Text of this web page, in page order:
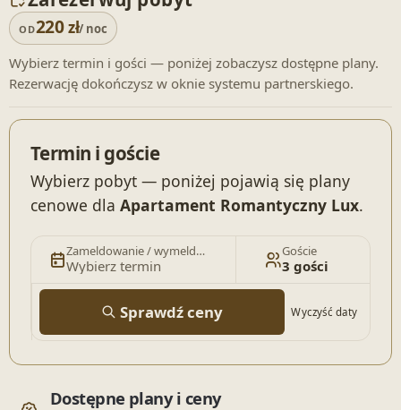
OD220zł/ noc
Wybierz termin i gości — poniżej zobaczysz dostępne plany.
Rezerwację dokończysz w oknie systemu partnerskiego.
Termin i goście
Wybierz pobyt — poniżej pojawią się plany
cenowe dla Apartament Romantyczny Lux.
Zameldowanie / wymeldowanie
Wybierz termin
Goście
3 gości
Sprawdź ceny Wyczyść daty
Dostępne plany i ceny